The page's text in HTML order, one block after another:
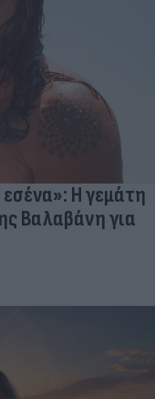
Η γεμάτη
Βαλαβάνη για